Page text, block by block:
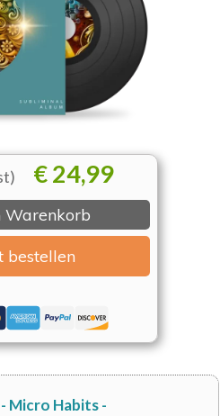
€ 24,99
Warenkorb
bestellen
Micro Habits -